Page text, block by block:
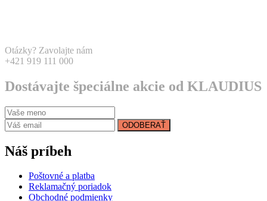
Otázky? Zavolajte nám
+421 919 111 000
Dostávajte špeciálne akcie od KLAUDIUS
ODOBERAŤ
Náš príbeh
Poštovné a platba
Reklamačný poriadok
Obchodné podmienky